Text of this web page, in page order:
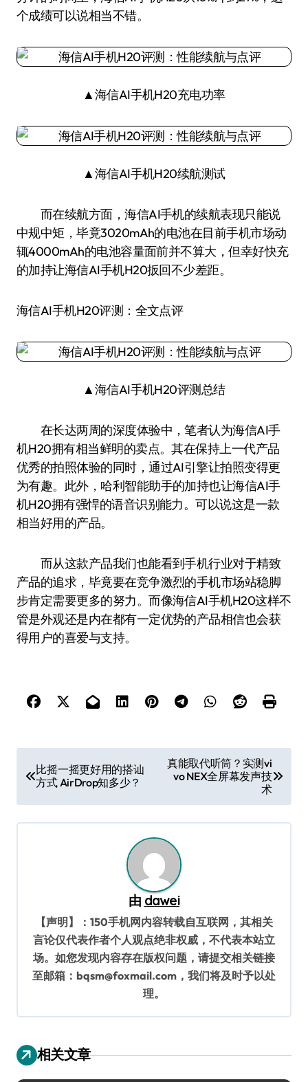
个成绩可以说相当不错。
▲海信AI手机H20充电功率
▲海信AI手机H20续航测试
而在续航方面，海信AI手机的续航表现只能说
中规中矩，毕竟3020mAh的电池在目前手机市场动
辄4000mAh的电池容量面前并不算大，但幸好快充
的加持让海信AI手机H20扳回不少差距。
海信AI手机H20评测：全文点评
▲海信AI手机H20评测总结
在长达两周的深度体验中，笔者认为海信AI手
机H20拥有相当鲜明的卖点。其在保持上一代产品
优秀的拍照体验的同时，通过AI引擎让拍照变得更
为有趣。此外，哈利智能助手的加持也让海信AI手
机H20拥有强悍的语音识别能力。可以说这是一款
相当好用的产品。
而从这款产品我们也能看到手机行业对于精致
产品的追求，毕竟要在竞争激烈的手机市场站稳脚
步肯定需要更多的努力。而像海信AI手机H20这样不
管是外观还是内在都有一定优势的产品相信也会获
得用户的喜爱与支持。
章
导
航
比摇一摇更好用的搭讪
方式 AirDrop知多少？
真能取代听筒？实测vi
vo NEX全屏幕发声技
术
由 dawei
【声明】：150手机网内容转载自互联网，其相关
言论仅代表作者个人观点绝非权威，不代表本站立
场。如您发现内容存在版权问题，请提交相关链接
至邮箱：bqsm@foxmail.com，我们将及时予以处
理。
相关文章